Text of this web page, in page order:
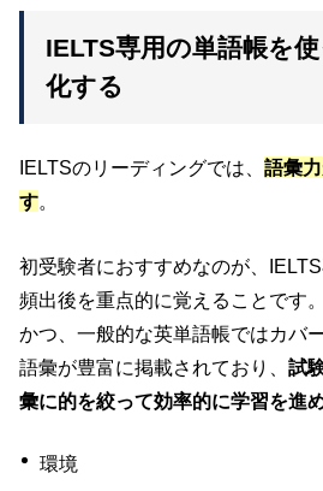
IELTS専用の単語帳を
化する
IELTSのリーディングでは、語彙
す。
初受験者におすすめなのが、
頻出後を重点的に覚えることです
かつ、一般的な英単語帳ではカバ
語彙が豊富に掲載されており、試
彙に的を絞って効率的に学習を進
環境